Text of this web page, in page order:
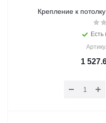
Крепление к
Есть
1